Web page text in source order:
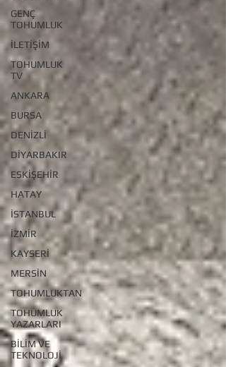
GENÇ
TOHUMLUK
İLETİŞİM
TOHUMLUK
TV
ANKARA
BURSA
DENİZLİ
DİYARBAKIR
ESKİŞEHİR
HATAY
İSTANBUL
İZMİR
KAYSERİ
MERSİN
TOHUMLUKTAN
TOHUMLUK
YAZARLARI
BİLİM VE
TEKNOLOJİ